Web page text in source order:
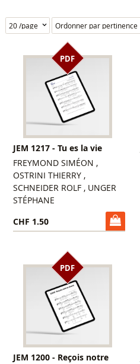
PDF
JEM 1217 - Tu es la vie
FREYMOND SIMÉON ,
OSTRINI THIERRY ,
SCHNEIDER ROLF , UNGER
STÉPHANE
CHF 1.50
PDF
JEM 1200 - Reçois notre